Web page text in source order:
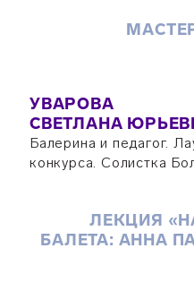
УВАРОВА
СВЕТЛАНА
Балерина и педагог.
конкурса. Солистка
ЛЕКЦИЯ
БАЛЕТА: АННА